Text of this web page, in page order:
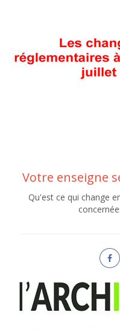
Votre enseigne
Qu'est ce qui change